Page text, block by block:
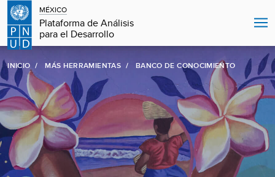
MÉXICO
Plataforma de Análisis
para el Desarrollo
INICIO MÁS HERRAMIENTAS BANCO DE CONOCIMIENTO